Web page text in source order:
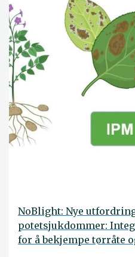
NoBlight: Nye
potetsjukdommer:
for å bekjempe tørråte